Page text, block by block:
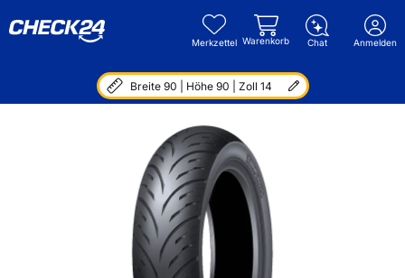
Merkzettel Warenkorb Chat Anmelden
Breite 90 | Höhe 90 | Zoll 14